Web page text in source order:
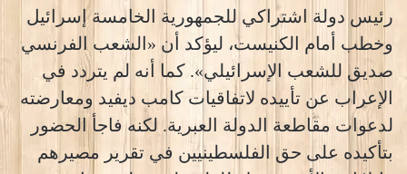
رئيس دولة اشتراكي للجمهورية الخامسة إسرائيل
وخطب أمام الكنيست، ليؤكد أن «الشعب الفرنسي
صديق للشعب الإسرائيلي». كما أنه لم يتردد في
الإعراب عن تأييده لاتفاقيات كامب ديفيد ومعارضته
لدعوات مقاطعة الدولة العبرية. لكنه فاجأ الحضور
بتأكيده على حق الفلسطينيين في تقرير مصيرهم